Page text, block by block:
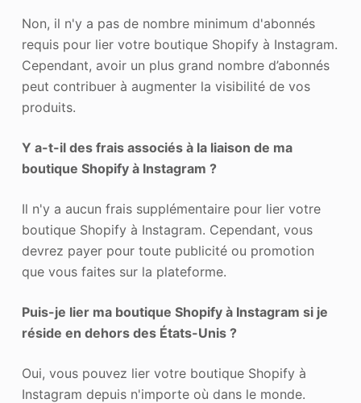
Non, il n'y a pas de nombre minimum d'abonnés
requis pour lier votre boutique Shopify à Instagram.
Cependant, avoir un plus grand nombre d’abonnés
peut contribuer à augmenter la visibilité de vos
produits.
Y a-t-il des frais associés à la liaison de ma
boutique Shopify à Instagram ?
Il n'y a aucun frais supplémentaire pour lier votre
boutique Shopify à Instagram. Cependant, vous
devrez payer pour toute publicité ou promotion
que vous faites sur la plateforme.
Puis-je lier ma boutique Shopify à Instagram si je
réside en dehors des États-Unis ?
Oui, vous pouvez lier votre boutique Shopify à
Instagram depuis n'importe où dans le monde.